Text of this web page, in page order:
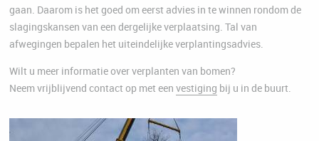
gaan. Daarom is het goed om eerst advies in te winnen rondom de
slagingskansen van een dergelijke verplaatsing. Tal van
afwegingen bepalen het uiteindelijke verplantingsadvies.
Wilt u meer informatie over verplanten van bomen?
Neem vrijblijvend contact op met eenvestiging bij u in de buurt.